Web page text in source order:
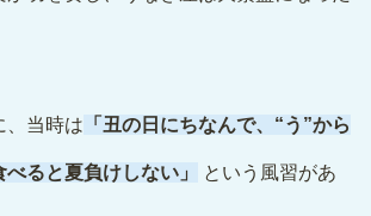
、当時は 「丑の日にちなんで、“う”から
ると夏負けしない」 という風習があ